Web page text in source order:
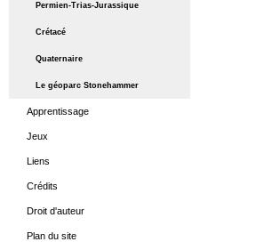
Permien-Trias-Jurassique
Crétacé
Quaternaire
Le géoparc Stonehammer
Apprentissage
Jeux
Liens
Crédits
Droit d'auteur
Plan du site